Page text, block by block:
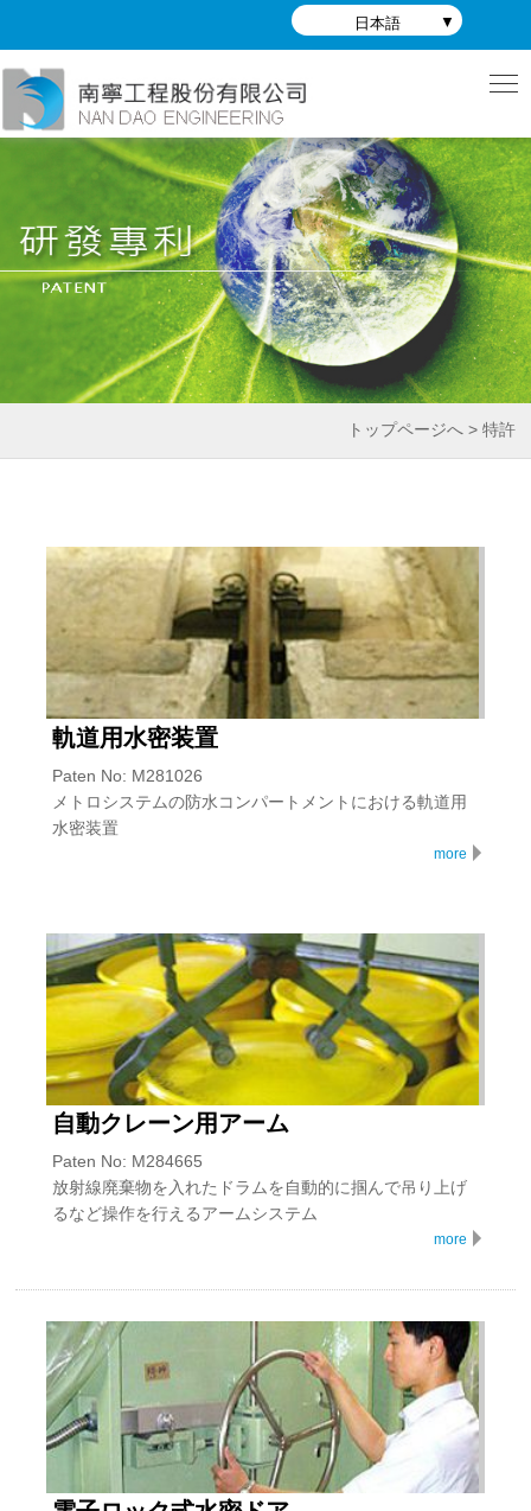
日本語
トップページへ > 特許
軌道用水密装置
Paten No: M281026
メトロシステムの防水コンパートメントにおける軌道用
水密装置
more
自動クレーン用アーム
Paten No: M284665
放射線廃棄物を入れたドラムを自動的に掴んで吊り上げ
るなど操作を行えるアームシステム
more